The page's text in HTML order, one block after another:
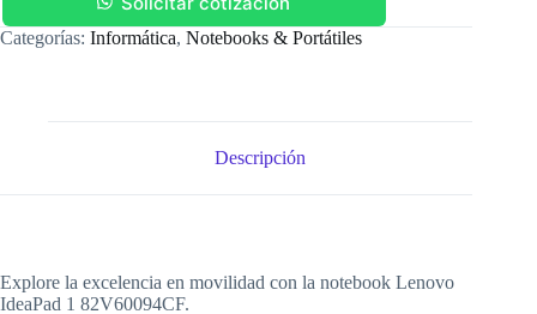
1
82V60094CF
Categorías: Informática, Notebooks & Portátiles
Descripción
Explore la excelencia en movilidad con la notebook Lenovo
IdeaPad 1 82V60094CF.